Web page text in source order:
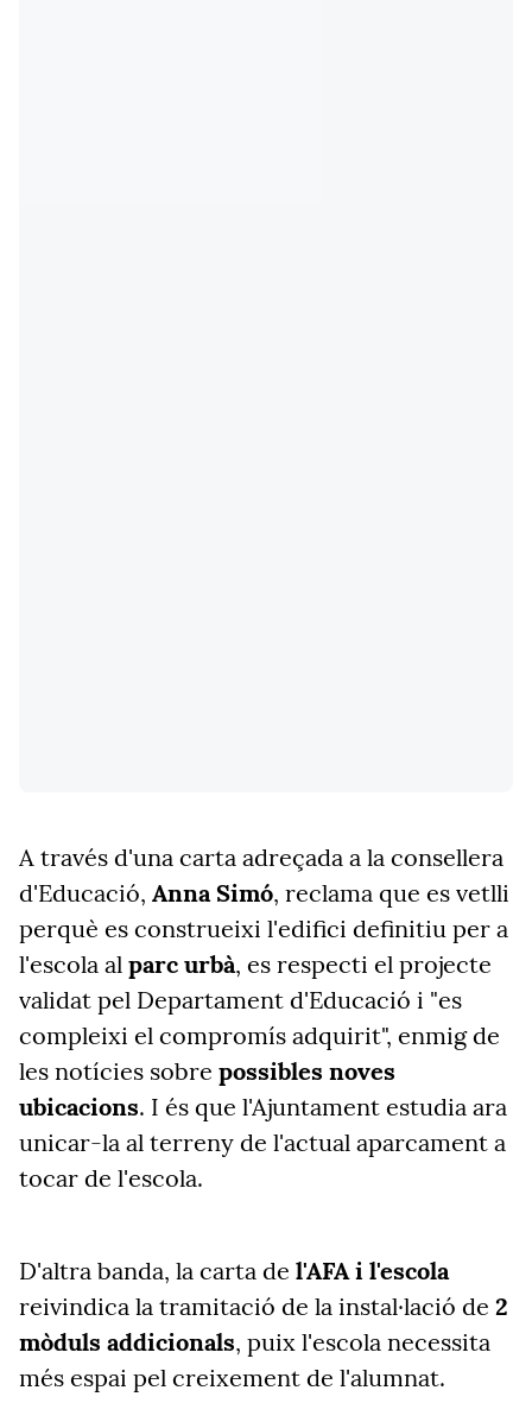
A través d'una carta adreçada a la consellera
d'Educació, Anna Simó, reclama que es vetlli
perquè es construeixi l'edifici definitiu per a
l'escola al parc urbà, es respecti el projecte
validat pel Departament d'Educació i "es
compleixi el compromís adquirit", enmig de
les notícies sobre possibles noves
ubicacions. I és que l'Ajuntament estudia ara
unicar-la al terreny de l'actual aparcament a
tocar de l'escola.
D'altra banda, la carta de l'AFA i l'escola
reivindica la tramitació de la instal·lació de 2
mòduls addicionals, puix l'escola necessita
més espai pel creixement de l'alumnat.